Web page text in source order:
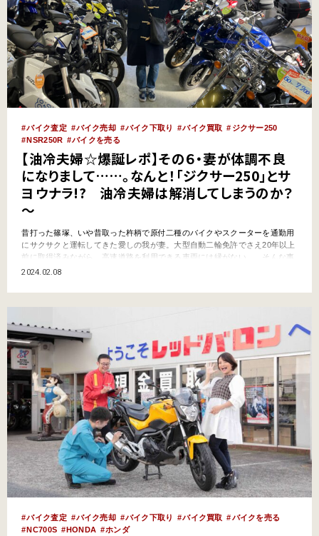
バイク査定 バイク売却 バイク下取り バイク買取
ジクサー250
NSR250R
バイクを売る
【油冷夫婦☆爆誕レポ】その６・妻が体調不良
になりまして……。なんと！「ジクサー250」とサ
ヨウナラ!? 油冷夫婦は解消してしまうのか？
～
昔打った篠塚、いや昔取った杵柄で原付二種のバイクやスクーターを通勤用
にサクサクと運転してきた愛しの我が妻。大型自動二輪免許でさえ20年以上
前に取得済みながら、高速道路を利用できる車両には縁がない……そんな事
態が急展開！ 2年前（2022年）の春に突然スズキ「ジクサー250」を手に
っちゃわない？」ということに!? …
2024.02.08
バイク査定 バイク売却 バイク下取り バイク買取
バイクを売る
NC700S
HONDA ホンダ